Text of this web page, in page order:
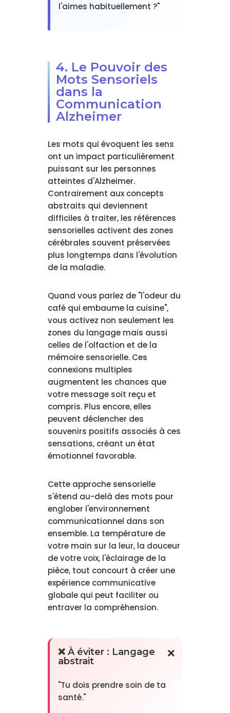
l'aimes habituellement ?"
4. Le Pouvoir des
Mots Sensoriels
dans la
Communication
Alzheimer
Les mots qui évoquent les sens
ont un impact particulièrement
puissant sur les personnes
atteintes d'Alzheimer.
Contrairement aux concepts
abstraits qui deviennent
difficiles à traiter, les références
sensorielles activent des zones
cérébrales souvent préservées
plus longtemps dans l'évolution
de la maladie.
Quand vous parlez de "l'odeur du
café qui embaume la cuisine",
vous activez non seulement les
zones du langage mais aussi
celles de l'olfaction et de la
mémoire sensorielle. Ces
connexions multiples
augmentent les chances que
votre message soit reçu et
compris. Plus encore, elles
peuvent déclencher des
souvenirs positifs associés à ces
sensations, créant un état
émotionnel favorable.
Cette approche sensorielle
s'étend au-delà des mots pour
englober l'environnement
communicationnel dans son
ensemble. La température de
votre main sur la leur, la douceur
de votre voix, l'éclairage de la
pièce, tout concourt à créer une
expérience communicative
globale qui peut faciliter ou
entraver la compréhension.
❌ À éviter : Langage
abstrait
"Tu dois prendre soin de ta
santé."